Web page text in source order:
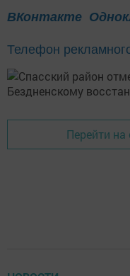
ВКонтакте
Телефон
Перейти на